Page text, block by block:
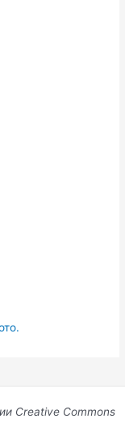
Creative Commons